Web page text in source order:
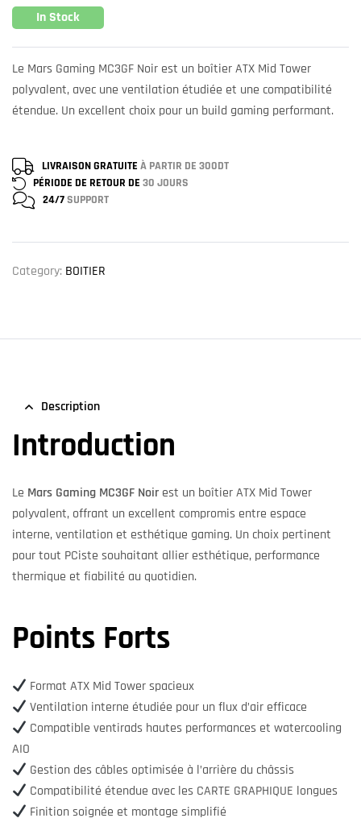
In Stock
Le Mars Gaming MC3GF Noir est un boîtier ATX Mid Tower
polyvalent, avec une ventilation étudiée et une compatibilité
étendue. Un excellent choix pour un build gaming performant.
LIVRAISON GRATUITE À PARTIR DE 300DT
PÉRIODE DE RETOUR DE 30 JOURS
24/7SUPPORT
Category: BOITIER
Description
Introduction
Le Mars Gaming MC3GF Noir est un boîtier ATX Mid Tower
polyvalent, offrant un excellent compromis entre espace
interne, ventilation et esthétique gaming. Un choix pertinent
pour tout PCiste souhaitant allier esthétique, performance
thermique et fiabilité au quotidien.
Points Forts
Format ATX Mid Tower spacieux
Ventilation interne étudiée pour un flux d’air efficace
Compatible ventirads hautes performances et watercooling
AIO
Gestion des câbles optimisée à l’arrière du châssis
Compatibilité étendue avec les CARTE GRAPHIQUE longues
Finition soignée et montage simplifié